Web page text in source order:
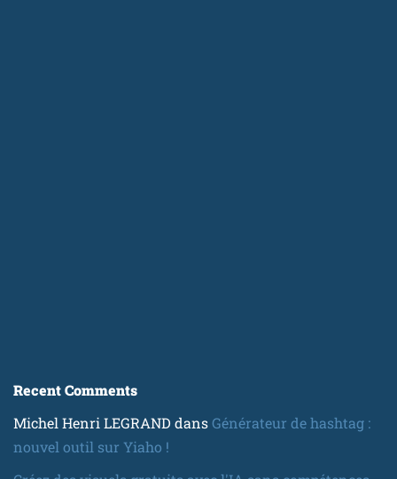
Recent Comments
Michel Henri LEGRAND dansGénérateur de hashtag :
nouvel outil sur Yiaho !